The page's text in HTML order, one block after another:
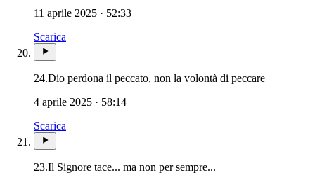
11 aprile 2025 · 52:33
Scarica
24.Dio perdona il peccato, non la volontà di peccare
4 aprile 2025 · 58:14
Scarica
23.Il Signore tace... ma non per sempre...